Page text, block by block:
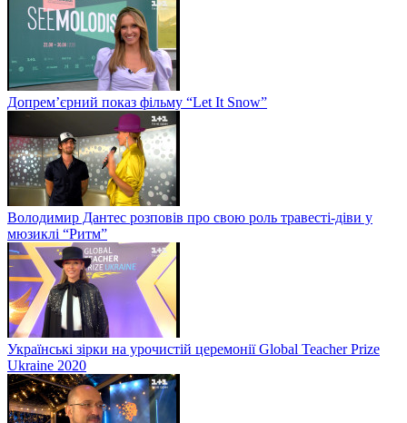
Допрем’єрний показ фільму “Let It Snow”
Володимир Дантес розповів про свою роль травесті-діви у
мюзиклі “Ритм”
Українські зірки на урочистій церемонії Global Teacher Prize
Ukraine 2020